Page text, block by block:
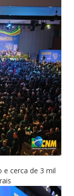
e cerca de 3 mil